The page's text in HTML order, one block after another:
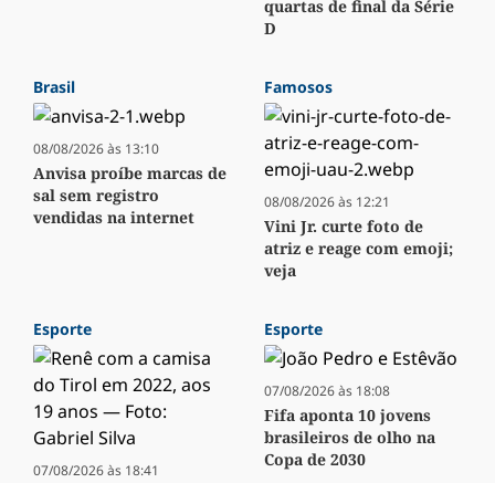
quartas de final da Série
D
Brasil
08/08/2026 às 13:10
Anvisa proíbe marcas de
sal sem registro
vendidas na internet
Famosos
08/08/2026 às 12:21
Vini Jr. curte foto de
atriz e reage com emoji;
veja
Esporte
07/08/2026 às 18:41
Esporte
07/08/2026 às 18:08
Fifa aponta 10 jovens
brasileiros de olho na
Copa de 2030